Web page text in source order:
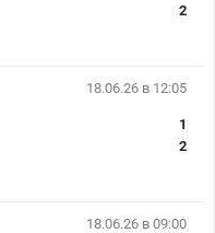
2
18.06.26 в 12:05
1
2
18.06.26 в 09:00